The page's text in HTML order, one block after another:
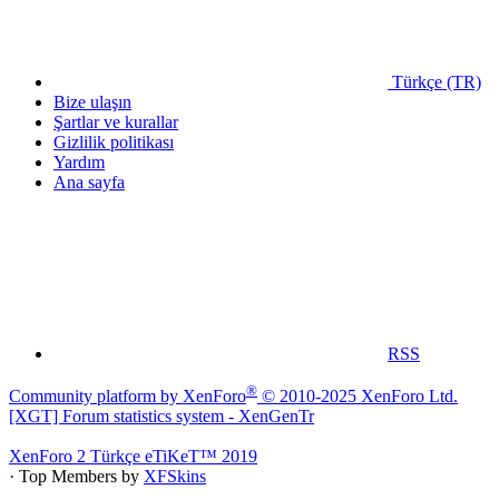
Türkçe (TR)
Bize ulaşın
Şartlar ve kurallar
Gizlilik politikası
Yardım
Ana sayfa
RSS
Community platform by XenForo® © 2010-2025 XenForo Ltd.
[XGT] Forum statistics system - XenGenTr
XenForo 2 Türkçe eTiKeT™ 2019
· Top Members by XFSkins